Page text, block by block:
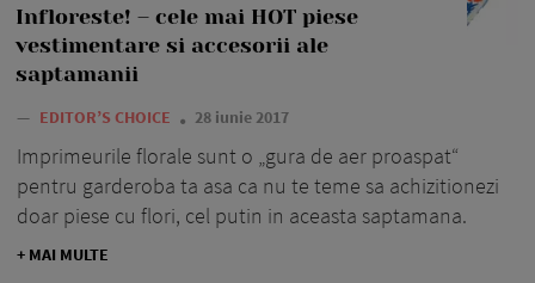
Infloreste! – cele mai HOT piese
vestimentare si accesorii ale
saptamanii
— EDITOR’S CHOICE 28 iunie 2017
Imprimeurile florale sunt o „gura de aer proaspat“
pentru garderoba ta asa ca nu te teme sa achizitionezi
doar piese cu flori, cel putin in aceasta saptamana.
+ MAI MULTE